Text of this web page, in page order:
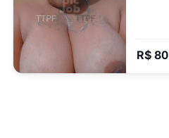
R$ 80